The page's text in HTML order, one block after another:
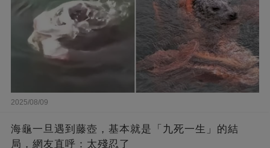
2025/08/09
海龜一旦遇到藤壺，基本就是「九死一生」的結
局，網友直呼：太殘忍了